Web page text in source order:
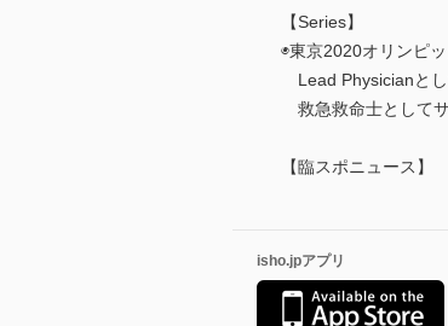
【Series】
◉東京2020オリンピ
Lead Physicianと
救急救命士として
【臨スポニュース】
isho.jpアプリ